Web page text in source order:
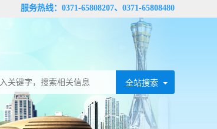
服务热线：0371-65808207、0371-65808480